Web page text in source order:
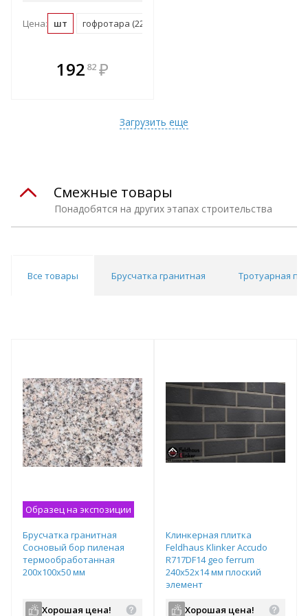
Цена: шт гофротара (22 шт)
192 82 ₽
Загрузить еще
Понадобятся на других этапах строительства
Смежные товары
Все товары Брусчатка гранитная Тротуарная
Образец на экспозиции
Брусчатка гранитная
Сосновый бор пиленая
термообработанная
200х100х50 мм
Хорошая цена!
Клинкерная плитка
Feldhaus Klinker Accudo
R717DF14 geo ferrum
240х52х14 мм плоский
элемент
Хорошая цена!